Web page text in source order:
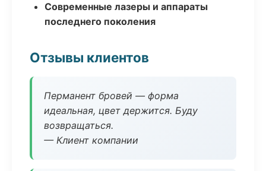
Современные лазеры и аппараты
последнего поколения
Отзывы клиентов
Перманент бровей — форма
идеальная, цвет держится. Буду
возвращаться.
— Клиент компании